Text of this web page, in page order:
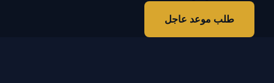
طلب موعد عاجل